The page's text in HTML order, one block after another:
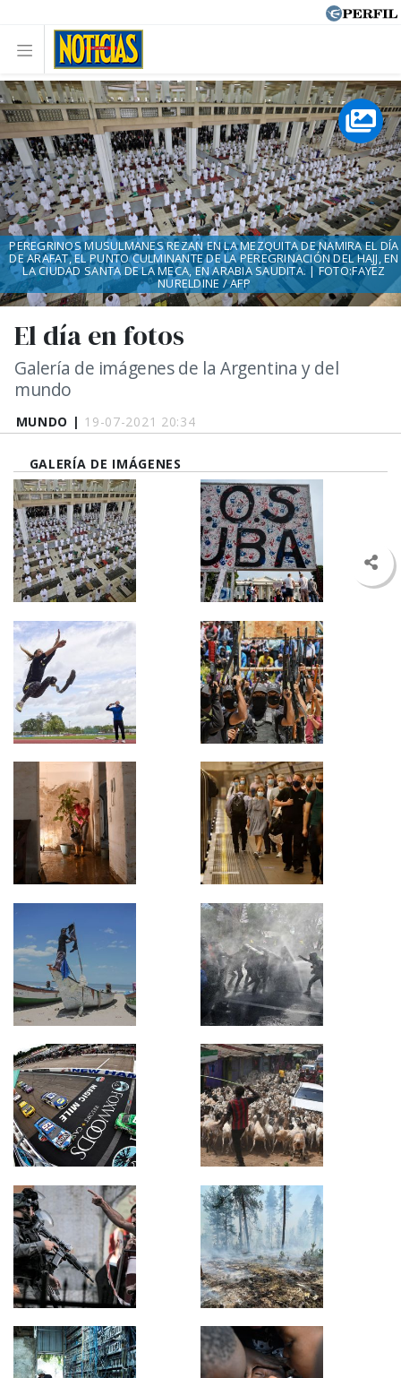
MUNDO | 19-07-2021 20:34
El día en fotos
Galería de imágenes de la Argentina y del
mundo
PEREGRINOS MUSULMANES REZAN EN LA MEZQUITA DE NAMIRA EL DÍA
DE ARAFAT, EL PUNTO CULMINANTE DE LA PEREGRINACIÓN DEL HAJJ, EN
LA CIUDAD SANTA DE LA MECA, EN ARABIA SAUDITA. | FOTO:FAYEZ
NURELDINE / AFP
GALERÍA DE IMÁGENES